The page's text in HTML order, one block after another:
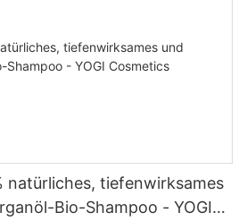
natürliches, tiefenwirksames
Bio-Shampoo - YOGI